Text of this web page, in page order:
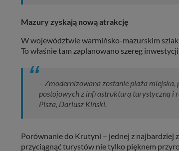
Mazury zyskają nową atrakcję
W województwie warmińsko-mazurskim szlak
To właśnie tam zaplanowano szereg
– Zmodernizowana zostanie plaża
postojowych z infrastrukturą turystyczną i
Pisza, Dariusz Kiński.
Porównanie do Krutyni – jednej z najbardziej
przyciągnąć turystów nie tylko pięknem